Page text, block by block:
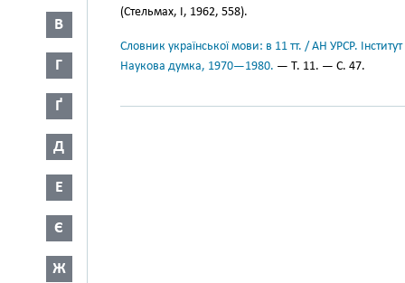
В
Г
Ґ
Д
Е
Є
Ж
(Стельмах, І, 1962, 558).
Словник української мови: в 11 тт. / АН УРСР.
Наукова думка, 1970—1980. — Т. 11. — С. 47.